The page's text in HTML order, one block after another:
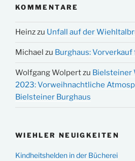
KOMMENTARE
Heinzzu Unfall auf der
Michael zu Burghaus:
Wolfgang Wolpertzu Bielsteiner
2023: Vorweihnachtliche
Bielsteiner Burghaus
WIEHLER NEUIGKEITEN
Kindheitshelden in der Bücherei